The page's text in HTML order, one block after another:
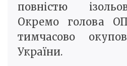
повністю
Окремо голова
тимчасово
України.